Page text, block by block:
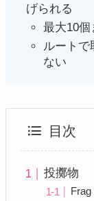
げられる
最大10個
ルートで
ない
目次
投擲物
Frag